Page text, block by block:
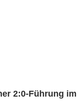
2:0-Führung